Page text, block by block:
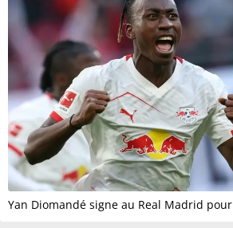
Yan Diomandé signe au Real Madrid